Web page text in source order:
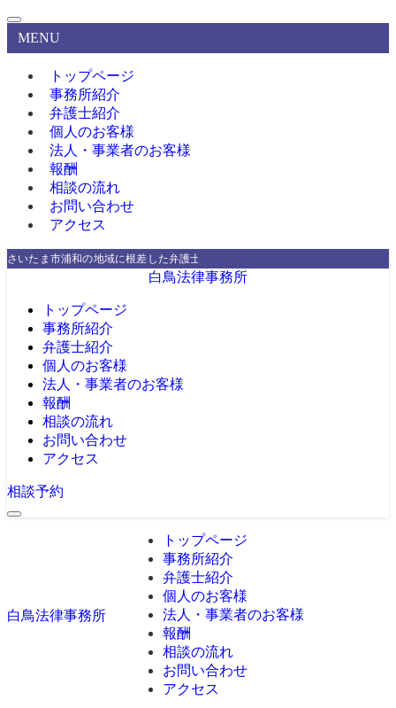
MENU
トップページ
事務所紹介
弁護士紹介
個人のお客様
法人・事業者のお客様
報酬
相談の流れ
お問い合わせ
アクセス
さいたま市浦和の地域に根差した弁護士
白鳥法律事務所
トップページ
事務所紹介
弁護士紹介
個人のお客様
法人・事業者のお客様
報酬
相談の流れ
お問い合わせ
アクセス
相談予約
白鳥法律事務所
トップページ
事務所紹介
弁護士紹介
個人のお客様
法人・事業者のお客様
報酬
相談の流れ
お問い合わせ
アクセス